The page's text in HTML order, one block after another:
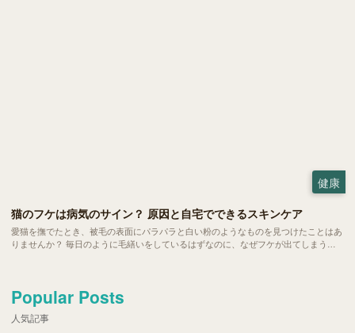
健康
猫のフケは病気のサイン？ 原因と自宅でできるスキンケア
愛猫を撫でたとき、被毛の表面にパラパラと白い粉のようなものを見つけたことはあ
りませんか？ 毎日のように毛繕いをしているはずなのに、なぜフケが出てしまう。
Popular Posts
人気記事